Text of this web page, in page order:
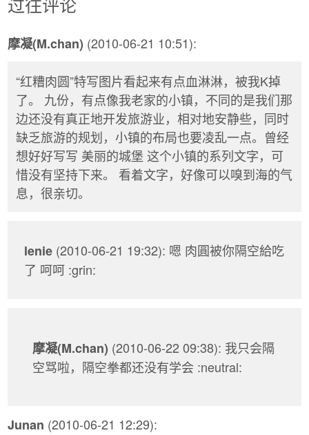
摩凝(M.chan) (2010-06-21 10:51):
“红糟肉圆”特写图片看起来有点血淋淋，被我K掉
了。 九份，有点像我老家的小镇，不同的是我们那
边还没有真正地开发旅游业，相对地安静些，同时
缺乏旅游的规划，小镇的布局也要凌乱一点。曾经
想好好写写 美丽的城堡 这个小镇的系列文字，可
惜没有坚持下来。 看着文字，好像可以嗅到海的气
息，很亲切。
lenie (2010-06-21 19:32): 嗯 肉圓被你隔空給吃
了 呵呵 :grin:
摩凝(M.chan) (2010-06-22 09:38): 我只会隔
空骂啦，隔空拳都还没有学会 :neutral:
Junan (2010-06-21 12:29):